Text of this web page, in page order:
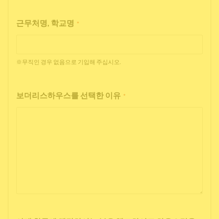
근무처명, 학교명 *
※무직인 경우 없음으로 기입해 주십시오.
보더리스하우스를 선택한 이유 *